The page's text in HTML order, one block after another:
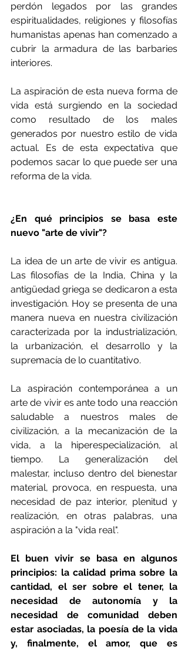
perdón legados por las grandes
espiritualidades, religiones y filosofías
humanistas apenas han comenzado a
cubrir la armadura de las barbaries
interiores.
La aspiración de esta nueva forma de
vida está surgiendo en la sociedad
como resultado de los males
generados por nuestro estilo de vida
actual. Es de esta expectativa que
podemos sacar lo que puede ser una
reforma de la vida.
¿En qué principios se basa este
nuevo "arte de vivir"?
La idea de un arte de vivir es antigua.
Las filosofías de la India, China y la
antigüedad griega se dedicaron a esta
investigación. Hoy se presenta de una
manera nueva en nuestra civilización
caracterizada por la industrialización,
la urbanización, el desarrollo y la
supremacía de lo cuantitativo.
La aspiración contemporánea a un
arte de vivir es ante todo una reacción
saludable a nuestros males de
civilización, a la mecanización de la
vida, a la hiperespecialización, al
tiempo. La generalización del
malestar, incluso dentro del bienestar
material, provoca, en respuesta, una
necesidad de paz interior, plenitud y
realización, en otras palabras, una
aspiración a la "vida real".
El buen vivir se basa en algunos
principios: la calidad prima sobre la
cantidad, el ser sobre el tener, la
necesidad de autonomía y la
necesidad de comunidad deben
estar asociadas, la poesía de la vida
y, finalmente, el amor, que es